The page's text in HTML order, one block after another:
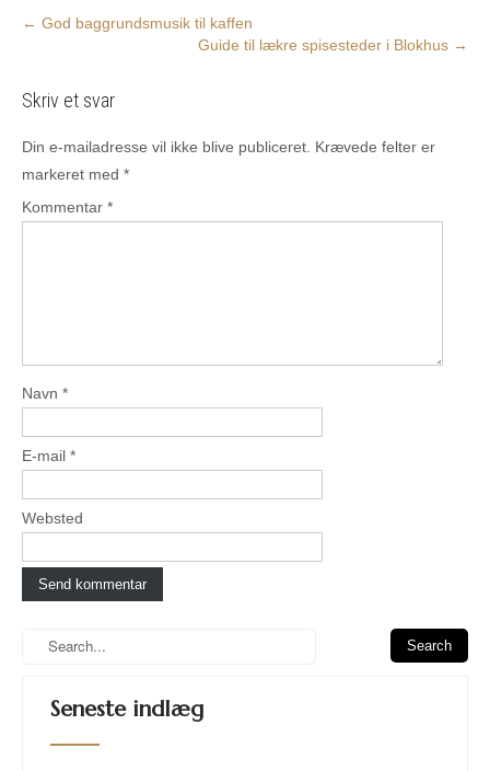
Post
← God baggrundsmusik til kaffen
Guide til lækre spisesteder i Blokhus →
Skriv et svar
Din e-mailadresse vil ikke blive publiceret. Krævede felter er
markeret med *
Kommentar *
Navn *
E-mail *
Websted
Seneste indlæg